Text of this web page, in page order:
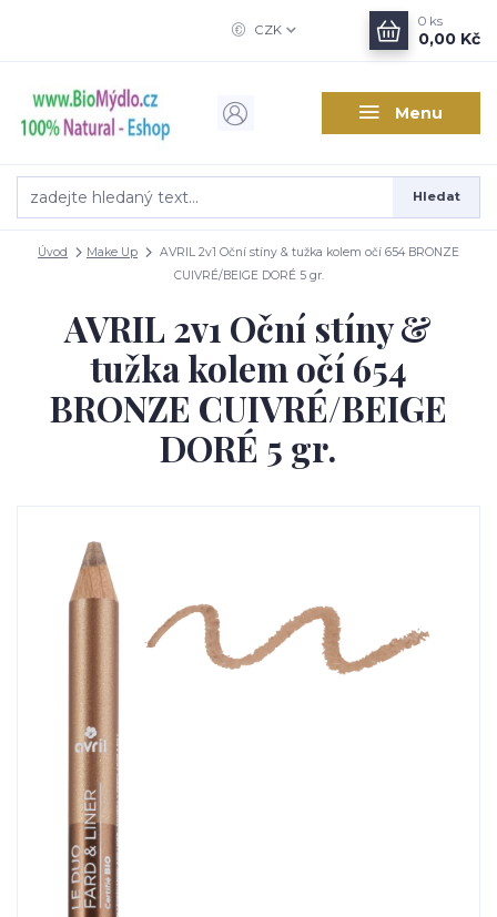
Menu
CZK
Hledat
0 ks
0,00 Kč
Úvod Make Up
AVRIL 2v1 Oční stíny & tužka kolem očí 654 BRONZE
CUIVRÉ/BEIGE DORÉ 5 gr.
AVRIL 2v1 Oční stíny &
tužka kolem očí 654
BRONZE CUIVRÉ/BEIGE
DORÉ 5 gr.